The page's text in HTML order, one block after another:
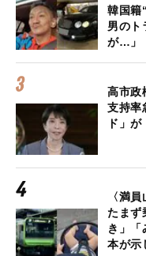
韓国籍
男のト
が…」
高市政
支持率
ド」
〈満
たまず
き」
本が示